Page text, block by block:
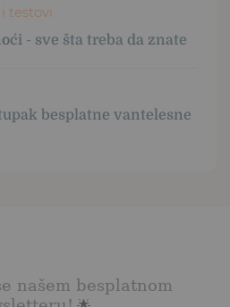
testovi
- sve šta treba da znate
besplatne vantelesne
našem besplatnom